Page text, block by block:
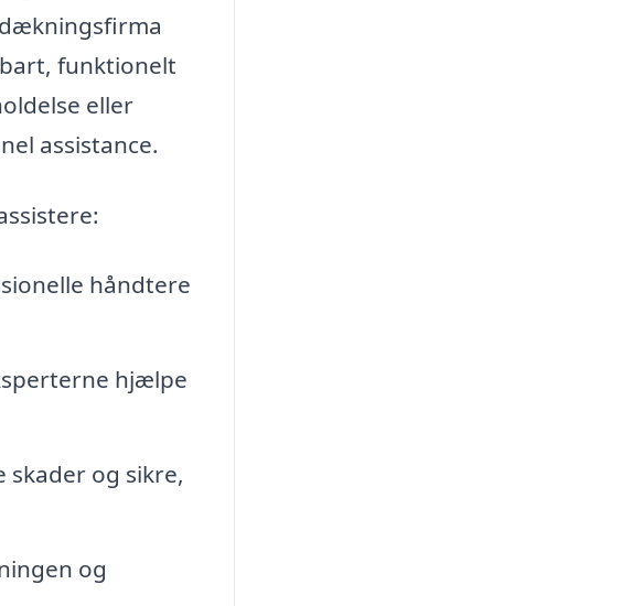
funktionelt
eller
assistance.
håndtere
hjælpe
og sikre,
og